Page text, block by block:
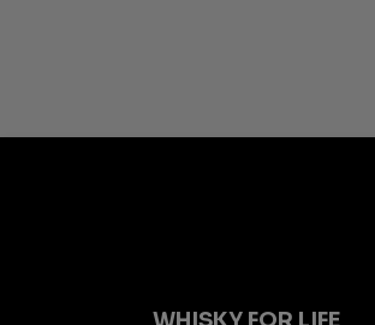
WHISKY FOR LIFE